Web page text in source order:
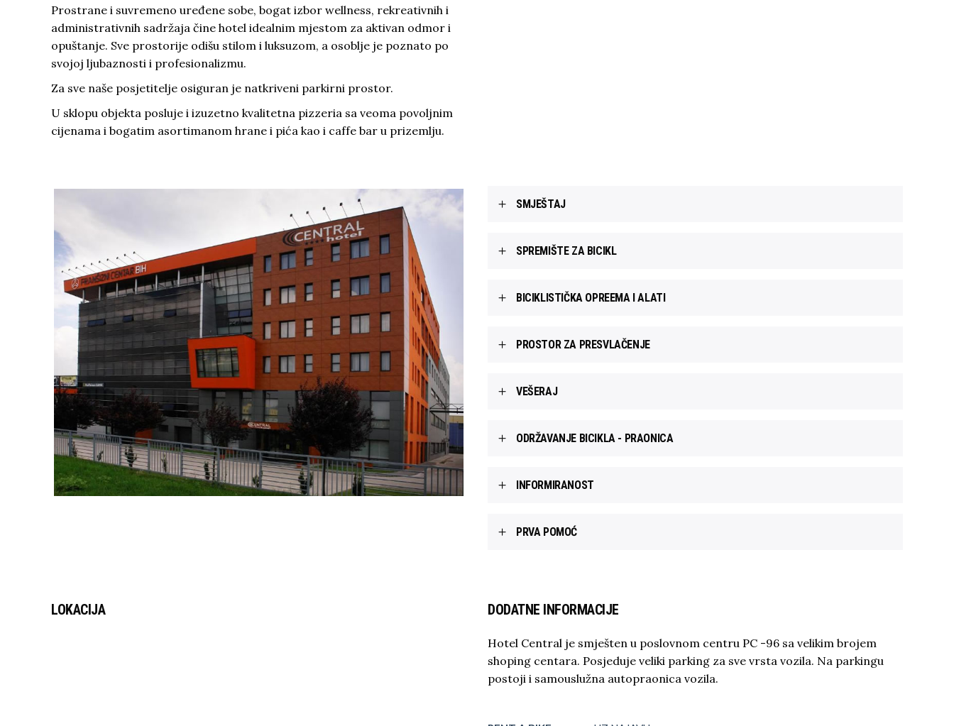
Prostrane i suvremeno uređene sobe, bogat izbor wellness, rekreativnih i
administrativnih sadržaja čine hotel idealnim mjestom za aktivan odmor i
opuštanje. Sve prostorije odišu stilom i luksuzom, a osoblje je poznato po
svojoj ljubaznosti i profesionalizmu.
Za sve naše posjetitelje osiguran je natkriveni parkirni prostor.
U sklopu objekta posluje i izuzetno kvalitetna pizzeria sa veoma povoljnim
cijenama i bogatim asortimanom hrane i pića kao i caffe bar u prizemlju.
SMJEŠTAJ
SPREMIŠTE ZA BICIKL
BICIKLISTIČKA OPREEMA I ALATI
PROSTOR ZA PRESVLAČENJE
VEŠERAJ
ODRŽAVANJE BICIKLA - PRAONICA
INFORMIRANOST
PRVA POMOĆ
LOKACIJA DODATNE INFORMACIJE
Hotel Central je smješten u poslovnom centru PC -96 sa velikim brojem
shoping centara. Posjeduje veliki parking za sve vrsta vozila. Na parkingu
postoji i samouslužna autopraonica vozila.